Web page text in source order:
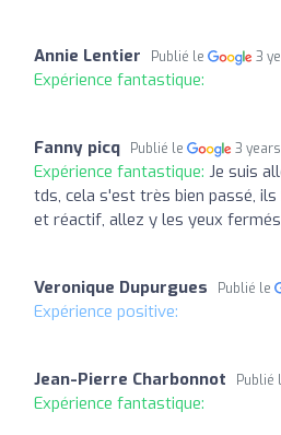
Annie Lentier Publié le 3
Expérience fantastique:
Fanny picq Publié le 3
Expérience fantastique: Je suis
tds, cela s'est très bien passé,
et réactif, allez y les yeux
Veronique Dupurgues Publié le
Expérience positive:
Jean-Pierre Charbonnot Publié
Expérience fantastique: